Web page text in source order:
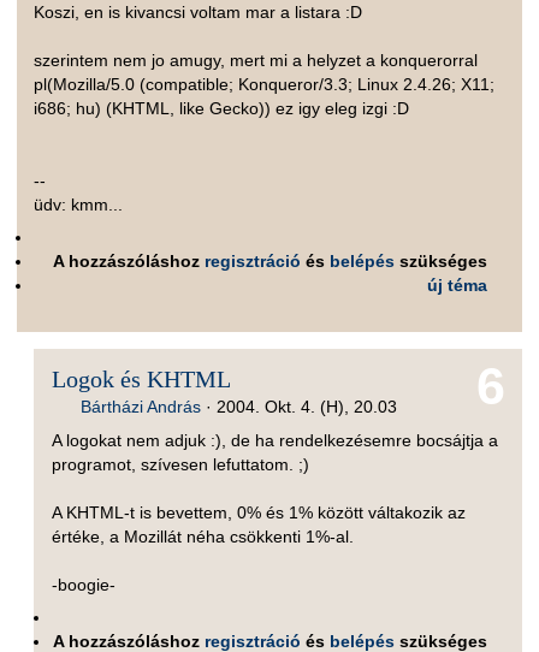
Koszi, en is kivancsi voltam mar a listara :D
szerintem nem jo amugy, mert mi a helyzet a konquerorral
pl(Mozilla/5.0 (compatible; Konqueror/3.3; Linux 2.4.26; X11;
i686; hu) (KHTML, like Gecko)) ez igy eleg izgi :D
--
üdv: kmm...
A hozzászóláshoz regisztráció és belépés szükséges
új téma
6
Logok és KHTML
Bártházi András· 2004. Okt. 4. (H), 20.03
A logokat nem adjuk :), de ha rendelkezésemre bocsájtja a
programot, szívesen lefuttatom. ;)
A KHTML-t is bevettem, 0% és 1% között váltakozik az
értéke, a Mozillát néha csökkenti 1%-al.
-boogie-
A hozzászóláshoz regisztráció és belépés szükséges